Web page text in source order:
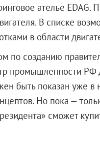
ателье EDAG.
В списке
в области
по созданию
промышленности РФ
быть показан уже в
Но пока —
сможет